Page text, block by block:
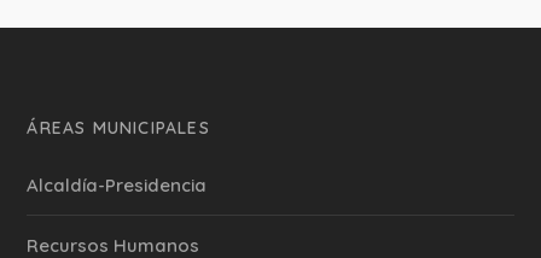
ÁREAS MUNICIPALES
Alcaldía-Presidencia
Recursos Humanos